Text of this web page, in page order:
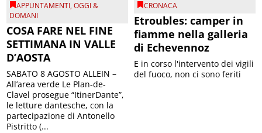
APPUNTAMENTI,OGGI &
DOMANI
COSA FARE NEL FINE
SETTIMANA IN VALLE
D’AOSTA
SABATO 8 AGOSTO ALLEIN –
All’area verde Le Plan-de-
Clavel prosegue “ItinerDante”,
le letture dantesche, con la
partecipazione di Antonello
Pistritto (...
CRONACA
Etroubles: camper in
fiamme nella galleria
di Echevennoz
E in corso l'intervento dei vigili
del fuoco, non ci sono feriti